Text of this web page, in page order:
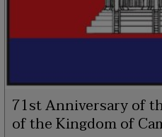
71st Anniversary of
of the Kingdom of